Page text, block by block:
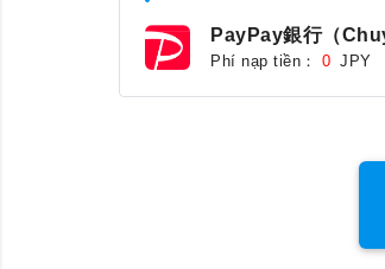
PayPay銀行（
Phí nạp tiền： 0 JPY